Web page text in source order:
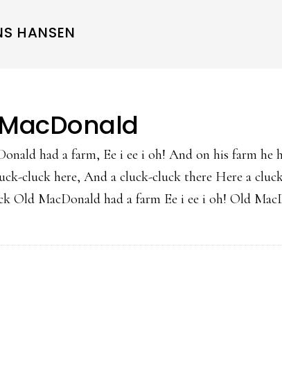
HANSEN
had a farm, Ee i ee i oh! And on his farm he
cluck here, And a cluck-cluck there Here a
Old MacDonald had a farm Ee i ee i oh! Old